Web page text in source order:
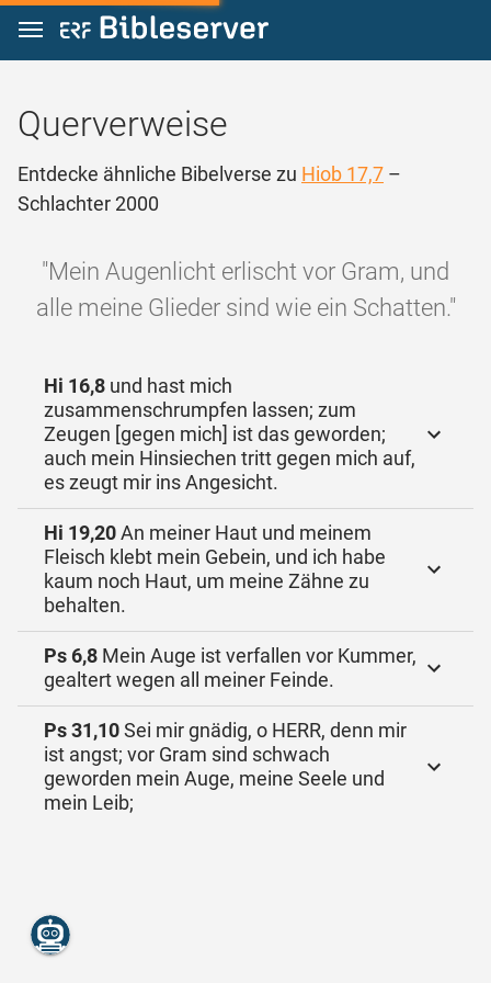
Zum Inhalt springen
Querverweise
Entdecke ähnliche Bibelverse zu Hiob 17,7 –
Schlachter 2000
"Mein Augenlicht erlischt vor Gram, und
alle meine Glieder sind wie ein Schatten."
Hi 16,8 und hast mich
zusammenschrumpfen lassen; zum
Zeugen [gegen mich] ist das geworden;
auch mein Hinsiechen tritt gegen mich auf,
es zeugt mir ins Angesicht.
Hi 19,20An meiner Haut und meinem
Fleisch klebt mein Gebein, und ich habe
kaum noch Haut, um meine Zähne zu
behalten.
Ps 6,8 Mein Auge ist verfallen vor Kummer,
gealtert wegen all meiner Feinde.
Ps 31,10Sei mir gnädig, o HERR, denn mir
ist angst; vor Gram sind schwach
geworden mein Auge, meine Seele und
mein Leib;